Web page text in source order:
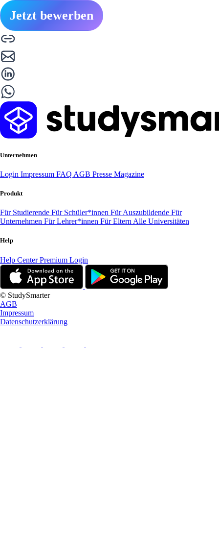
Jetzt bewerben
Unternehmen
Login Impressum FAQ AGB Presse Magazine
Produkt
Für Studierende Für Schüler*innen Für Auszubildende Für
Unternehmen Für Lehrer*innen Für Eltern Alle Universitäten
Help
Help CenterPremium Login
© StudySmarter
AGB
Impressum
Datenschutzerklärung